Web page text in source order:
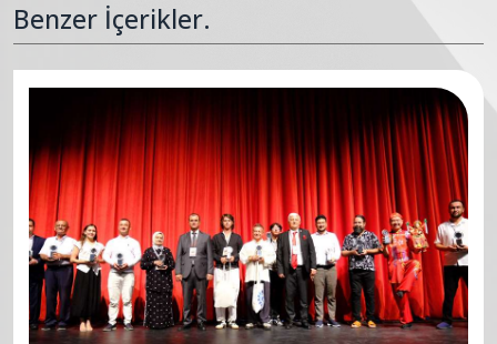
Benzer İçerikler.